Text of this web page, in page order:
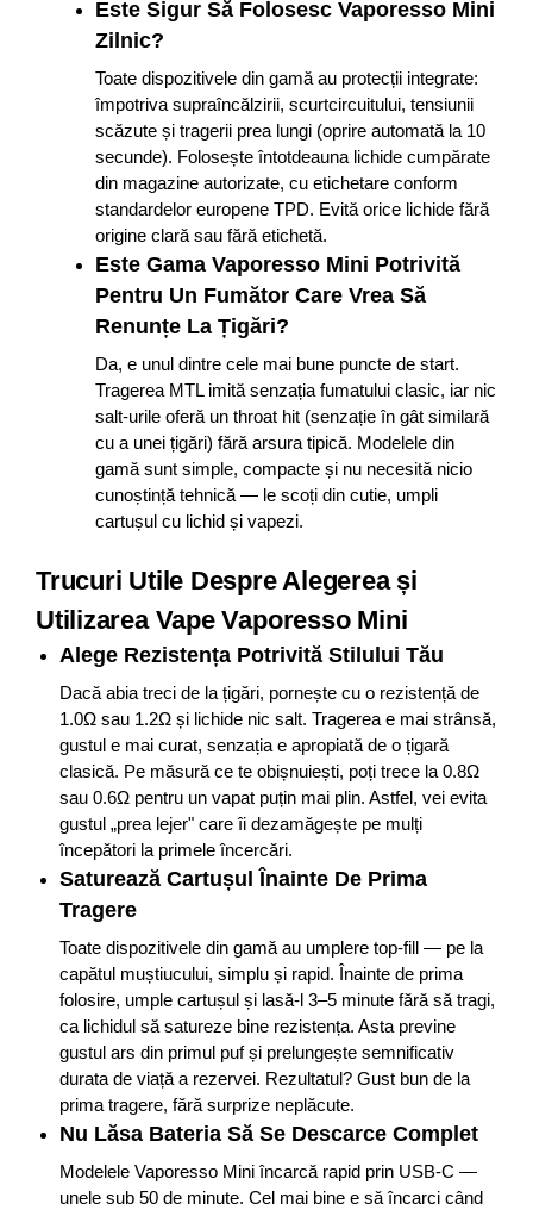
Este Sigur Să Folosesc Vaporesso Mini
Zilnic?
Toate dispozitivele din gamă au protecții integrate:
împotriva supraîncălzirii, scurtcircuitului, tensiunii
scăzute și tragerii prea lungi (oprire automată la 10
secunde). Folosește întotdeauna lichide cumpărate
din magazine autorizate, cu etichetare conform
standardelor europene TPD. Evită orice lichide fără
origine clară sau fără etichetă.
Este Gama Vaporesso Mini Potrivită
Pentru Un Fumător Care Vrea Să
Renunțe La Țigări?
Da, e unul dintre cele mai bune puncte de start.
Tragerea MTL imită senzația fumatului clasic, iar nic
salt-urile oferă un throat hit (senzație în gât similară
cu a unei țigări) fără arsura tipică. Modelele din
gamă sunt simple, compacte și nu necesită nicio
cunoștință tehnică — le scoți din cutie, umpli
cartușul cu lichid și vapezi.
Trucuri Utile Despre Alegerea și
Utilizarea Vape Vaporesso Mini
Alege Rezistența Potrivită Stilului Tău
Dacă abia treci de la țigări, pornește cu o rezistență de
1.0Ω sau 1.2Ω și lichide nic salt. Tragerea e mai strânsă,
gustul e mai curat, senzația e apropiată de o țigară
clasică. Pe măsură ce te obișnuiești, poți trece la 0.8Ω
sau 0.6Ω pentru un vapat puțin mai plin. Astfel, vei evita
gustul „prea lejer" care îi dezamăgește pe mulți
începători la primele încercări.
Saturează Cartușul Înainte De Prima
Tragere
Toate dispozitivele din gamă au umplere top-fill — pe la
capătul muștiucului, simplu și rapid. Înainte de prima
folosire, umple cartușul și lasă-l 3–5 minute fără să tragi,
ca lichidul să satureze bine rezistența. Asta previne
gustul ars din primul puf și prelungește semnificativ
durata de viață a rezervei. Rezultatul? Gust bun de la
prima tragere, fără surprize neplăcute.
Nu Lăsa Bateria Să Se Descarce Complet
Modelele Vaporesso Mini încarcă rapid prin USB-C —
unele sub 50 de minute. Cel mai bine e să încarci când